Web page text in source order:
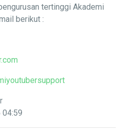
tertinggi Akademi
berikut :